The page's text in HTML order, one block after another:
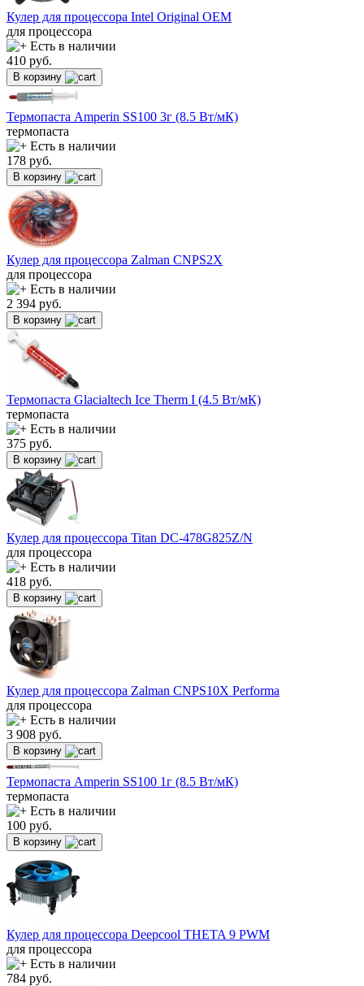
Кулер для процессора Intel Original OEM
для процессора
Есть в наличии
410 руб.
В корзину
Термопаста Amperin SS100 3г (8.5 Вт/мК)
термопаста
Есть в наличии
178 руб.
В корзину
Кулер для процессора Zalman CNPS2X
для процессора
Есть в наличии
2 394 руб.
В корзину
Термопаста Glacialtech Ice Therm I (4.5 Вт/мК)
термопаста
Есть в наличии
375 руб.
В корзину
Кулер для процессора Titan DC-478G825Z/N
для процессора
Есть в наличии
418 руб.
В корзину
Кулер для процессора Zalman CNPS10X Performa
для процессора
Есть в наличии
3 908 руб.
В корзину
Термопаста Amperin SS100 1г (8.5 Вт/мК)
термопаста
Есть в наличии
100 руб.
В корзину
Кулер для процессора Deepcool THETA 9 PWM
для процессора
Есть в наличии
784 руб.